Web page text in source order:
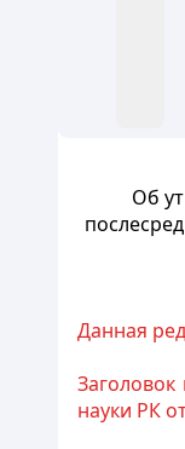
Об
Данная
науки РК